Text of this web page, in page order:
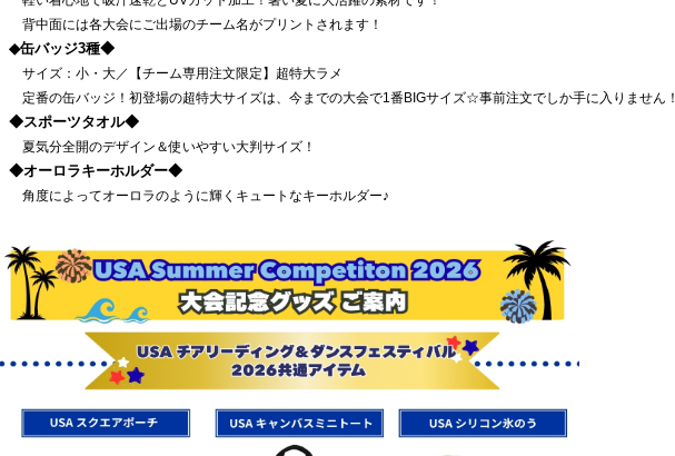
背中面には各大会にご出場のチーム名がプリントされます！
◆缶バッジ3種◆
サイズ：小・大／【チーム専用注文限定】超特大ラメ
定番の缶バッジ！初登場の超特大サイズは、今までの大会で1番BIGサイズ☆事前注文でしか手に入りません！
◆スポーツタオル◆
夏気分全開のデザイン＆使いやすい大判サイズ！
◆オーロラキーホルダー◆
角度によってオーロラのように輝くキュートなキーホルダー♪